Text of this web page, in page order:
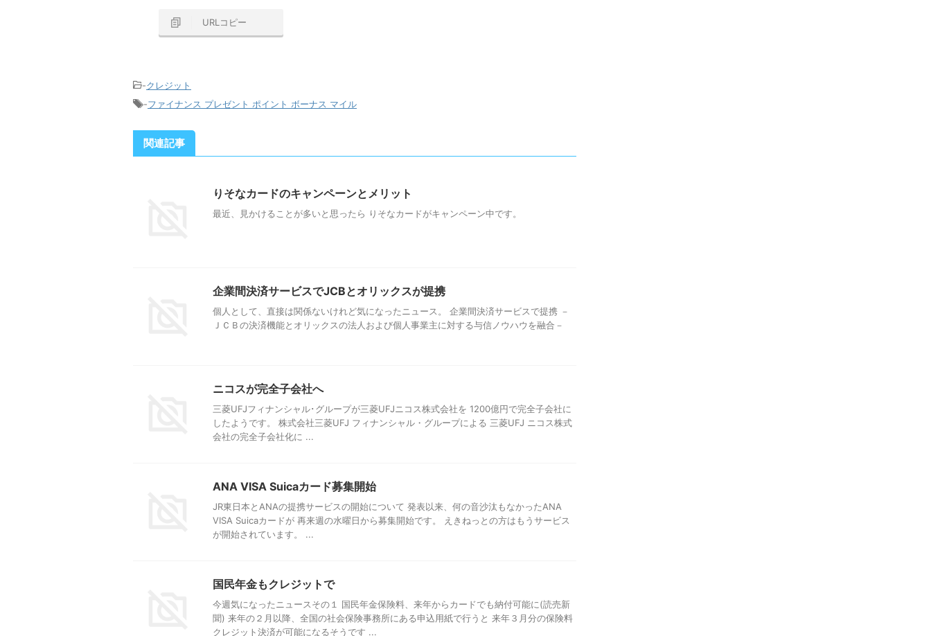
URLコピー
-クレジット
-ファイナンス プレゼント ポイント ボーナス マイル
関連記事
りそなカードのキャンペーンとメリット
最近、見かけることが多いと思ったら りそなカードがキャンペーン中です。
企業間決済サービスでJCBとオリックスが提携
個人として、直接は関係ないけれど気になったニュース。 企業間決済サービスで提携 －
ＪＣＢの決済機能とオリックスの法人および個人事業主に対する与信ノウハウを融合－
ニコスが完全子会社へ
三菱UFJフィナンシャル･グループが三菱UFJニコス株式会社を 1200億円で完全子会社に
したようです。 株式会社三菱UFJ フィナンシャル・グループによる 三菱UFJ ニコス株式
会社の完全子会社化に ...
ANA VISA Suicaカード募集開始
JR東日本とANAの提携サービスの開始について 発表以来、何の音沙汰もなかったANA
VISA Suicaカードが 再来週の水曜日から募集開始です。 えきねっとの方はもうサービス
が開始されています。 ...
国民年金もクレジットで
今週気になったニュースその１ 国民年金保険料、来年からカードでも納付可能に(読売新
聞) 来年の２月以降、全国の社会保険事務所にある申込用紙で行うと 来年３月分の保険料
クレジット決済が可能になるそうです ...